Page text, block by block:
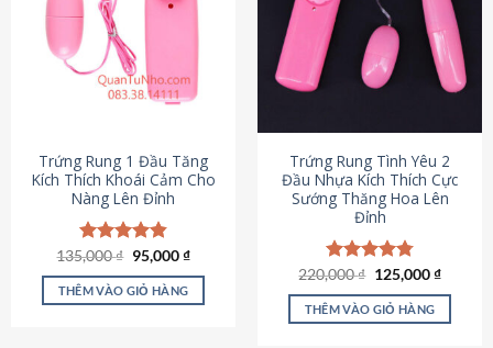
thể.
Các
tùy
chọn
được
chọn
trên
trang
sản
phẩm
Trứng Rung 1 Đầu Tăng
Kích Thích Khoái Cảm Cho
Nàng Lên Đỉnh
Được xếp
hạng4.87
5 sao
135,000₫ Giá
gốc
là:
135,000 ₫.
95,000₫Giá
tại
THÊM VÀO GIỎ HÀNG
Trứng Rung Tình Yêu 2
Đầu Nhựa Kích Thích Cực
Sướng Thăng Hoa Lên
Đỉnh
Được xếp
hạng4.79
5 sao
220,000₫ Giá
là:
220,000 ₫.
125,000₫Giá
tại
THÊM VÀO GIỎ HÀNG